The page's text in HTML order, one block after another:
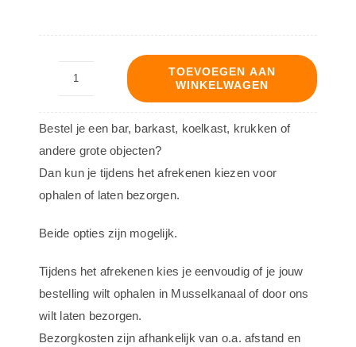
Bierglas
met
Dubbele
Wand
TOEVOEGEN AAN
WINKELWAGEN
Bestel je een bar, barkast, koelkast, krukken of
andere grote objecten?
Dan kun je tijdens het afrekenen kiezen voor
ophalen of laten bezorgen.
Beide opties zijn mogelijk.
Tijdens het afrekenen kies je eenvoudig of je jouw
bestelling wilt ophalen in Musselkanaal of door ons
wilt laten bezorgen.
Bezorgkosten zijn afhankelijk van o.a. afstand en